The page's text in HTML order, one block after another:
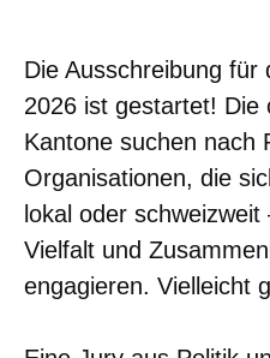
Die Ausschreibung für
2026 ist gestartet! Die
Kantone suchen nach
Organisationen, die
lokal oder
Vielfalt und
engagieren. Vielleicht